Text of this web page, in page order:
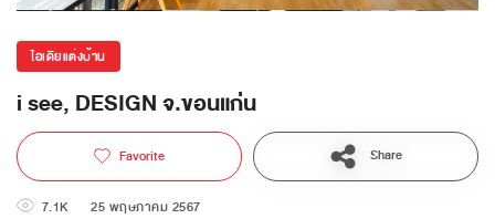
ไอเดียแต่งบ้าน
i see, DESIGN จ.ขอนแก่น
Favorite Share
7.1K 25 พฤษภาคม 2567